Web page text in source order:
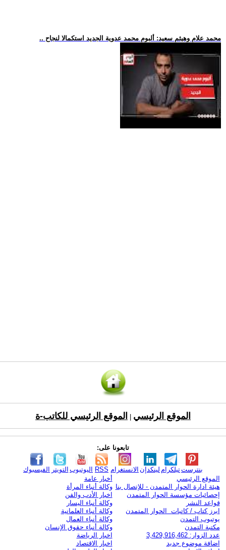
.. محمد علام وهيثم سعيد: ألبوم محمد عدوية الجديد استكمالا لنجاح
الموقع الرئيسي الموقع الرئيسي للكاتب-ة
تابعونا على:
الفيسبوك التويتر اليوتيوب RSS الانستغرام لينكدإن تيلكرامبنترست
الموقع الرئيسي
هيئة ادارة الحوار المتمدن - للإتصال بنا
إحصائيات مؤسسة الحوار المتمدن
قواعد النشر
ابرز كتاب / كاتبات الحوار المتمدن
يوتيوب التمدن
مكتبة التمدن
عدد الزوار: 3,429,916,462
اضافة موضوع جديد
أخبار عامة
وكالة أنباء المرأة
اخبار الأدب والفن
وكالة أنباء اليسار
وكالة أنباء العلمانية
وكالة أنباء العمال
وكالة أنباء حقوق الإنسان
اخبار الرياضة
اخبار الاقتصاد